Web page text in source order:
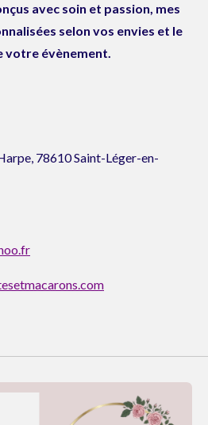
avec soin et passion, mes
selon vos envies et le
votre évènement.
78610 Saint-Léger-en-